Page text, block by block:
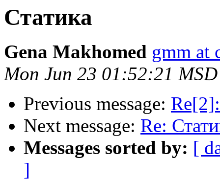
Статика
Gena Makhomed gmm at
Mon Jun 23 01:52:21
Previous message:
Next message: Re:
Messages sorted by: [
]